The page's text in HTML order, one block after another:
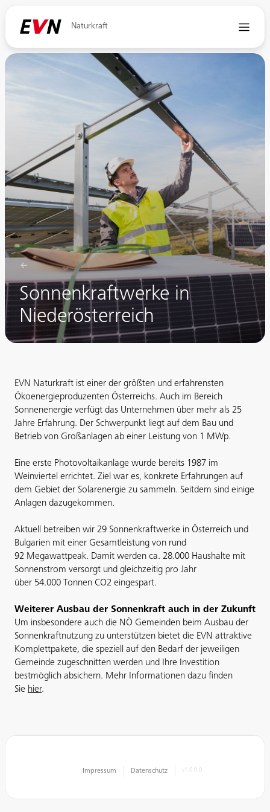
Naturkraft
Sonnenkraftwerke in
Niederösterreich
EVN Naturkraft ist einer der größten und erfahrensten
Ökoenergieproduzenten Österreichs. Auch im Bereich
Sonnenenergie verfügt das Unternehmen über mehr als 25
Jahre Erfahrung. Der Schwerpunkt liegt auf dem Bau und
Betrieb von Großanlagen ab einer Leistung von 1 MWp.
Eine erste Photovoltaikanlage wurde bereits 1987 im
Weinviertel errichtet. Ziel war es, konkrete Erfahrungen auf
dem Gebiet der Solarenergie zu sammeln. Seitdem sind einige
Anlagen dazugekommen.
Aktuell betreiben wir 29 Sonnenkraftwerke in Österreich und
Bulgarien mit einer Gesamtleistung von rund
92 Megawattpeak. Damit werden ca. 28.000 Haushalte mit
Sonnenstrom versorgt und gleichzeitig pro Jahr
über 54.000 Tonnen CO2 eingespart.
Weiterer Ausbau der Sonnenkraft auch in der Zukunft
Um insbesondere auch die NÖ Gemeinden beim Ausbau der
Sonnenkraftnutzung zu unterstützen bietet die EVN attraktive
Komplettpakete, die speziell auf den Bedarf der jeweiligen
Gemeinde zugeschnitten werden und Ihre Investition
bestmöglich absichern. Mehr Informationen dazu finden
Sie hier.
Impressum Datenschutz v1.0.0.0